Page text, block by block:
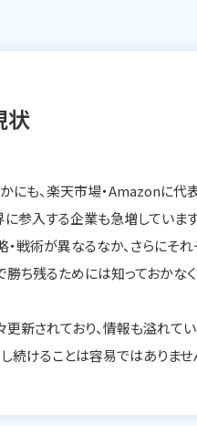
状
にも、楽天市場・Amazonに代
に参入する企業も急増しています
戦術が異なるなか、さらにそれ
ち残るためには知っておかな
新されており、情報も溢れて
続けることは容易ではありませ